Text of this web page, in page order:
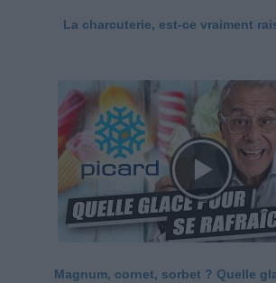
La charcuterie, est-ce vraiment
Magnum, cornet, sorbet ? Quelle